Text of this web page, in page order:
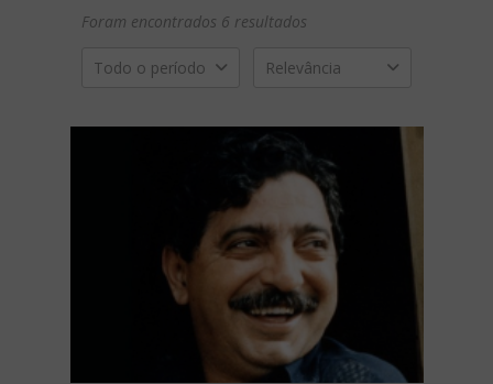
Foram encontrados 6 resultados
Todo o período Relevância